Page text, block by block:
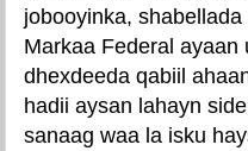
jobooyinka,
Markaa Federal
dhexdeeda qabiil
hadii aysan lahayn
sanaag waa la isku